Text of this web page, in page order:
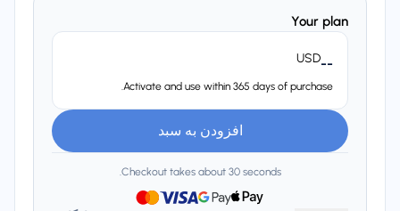
Your plan
--
USD
Activate and use within 365 days of purchase.
افزودن به سبد
Checkout takes about 30 seconds.